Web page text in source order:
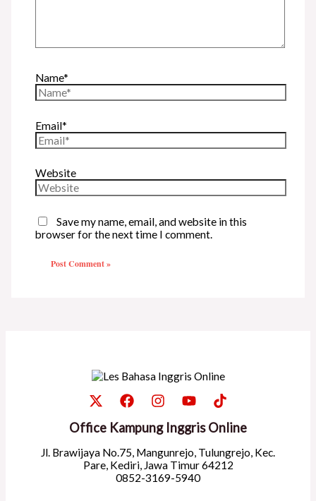
Name*
Email*
Website
Save my name, email, and website in this
browser for the next time I comment.
Office Kampung Inggris Online
Jl. Brawijaya No.75, Mangunrejo, Tulungrejo, Kec.
Pare, Kediri, Jawa Timur 64212
0852-3169-5940